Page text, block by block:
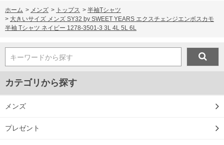
ホーム > メンズ > トップス > 半袖Tシャツ
> 大きいサイズ メンズ SY32 by SWEET YEARS エクスチェンジエンボスカモ
半袖 Tシャツ ネイビー 1278-3501-3 3L 4L 5L 6L
キーワードから探す
カテゴリから探す
メンズ
プレゼント